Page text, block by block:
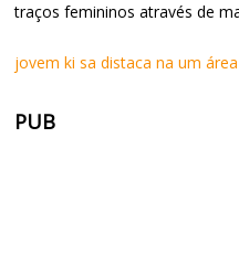
traços femininos através de
jovem ki sa distaca na um
PUB